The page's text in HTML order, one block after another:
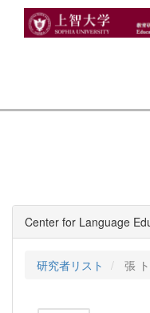
Center for Language
研究者リスト 張